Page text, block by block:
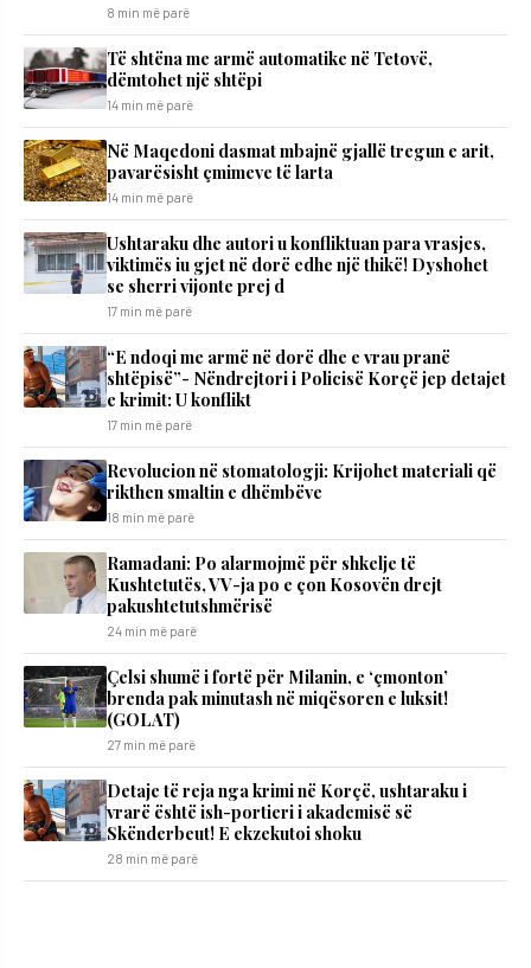
8 min më parë
Të shtëna me armë automatike në Tetovë,
dëmtohet një shtëpi
14 min më parë
Në Maqedoni dasmat mbajnë gjallë tregun e arit,
pavarësisht çmimeve të larta
14 min më parë
Ushtaraku dhe autori u konfliktuan para vrasjes,
viktimës iu gjet në dorë edhe një thikë! Dyshohet
se sherri vijonte prej d
17 min më parë
“E ndoqi me armë në dorë dhe e vrau pranë
shtëpisë”- Nëndrejtori i Policisë Korçë jep detajet
e krimit: U konflikt
17 min më parë
Revolucion në stomatologji: Krijohet materiali që
rikthen smaltin e dhëmbëve
18 min më parë
Ramadani: Po alarmojmë për shkelje të
Kushtetutës, VV-ja po e çon Kosovën drejt
pakushtetutshmërisë
24 min më parë
Çelsi shumë i fortë për Milanin, e ‘çmonton’
brenda pak minutash në miqësoren e luksit!
(GOLAT)
27 min më parë
Detaje të reja nga krimi në Korçë, ushtaraku i
vrarë është ish-portieri i akademisë së
Skënderbeut! E ekzekutoi shoku
28 min më parë